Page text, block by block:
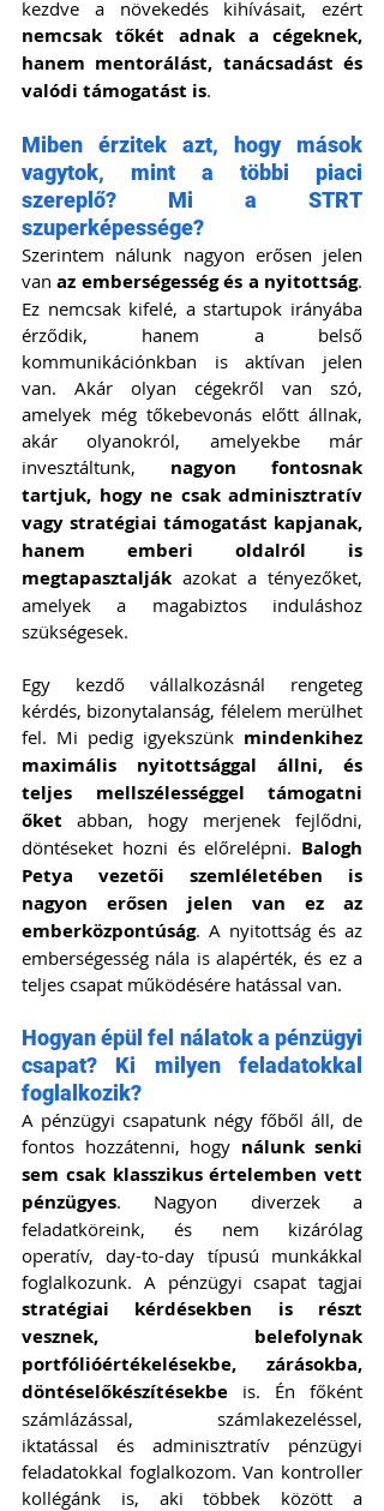
nemcsak tőkét adnak a cégeknek,
hanem mentorálást, tanácsadást és
valódi támogatást is.
Miben érzitek azt, hogy mások
vagytok, mint a többi piaci
szereplő? Mi a STRT
szuperképessége?
Szerintem nálunk nagyon erősen jelen
van az emberségesség és a nyitottság.
Ez nemcsak kifelé, a startupok irányába
érződik, hanem a belső
kommunikációnkban is aktívan jelen
van. Akár olyan cégekről van szó,
amelyek még tőkebevonás előtt állnak,
akár olyanokról, amelyekbe már
invesztáltunk, nagyon fontosnak
tartjuk, hogy ne csak adminisztratív
vagy stratégiai támogatást kapjanak,
hanem emberi oldalról is
megtapasztalják azokat a tényezőket,
amelyek a magabiztos induláshoz
szükségesek.
Egy kezdő vállalkozásnál rengeteg
kérdés, bizonytalanság, félelem merülhet
fel. Mi pedig igyekszünk mindenkihez
maximális nyitottsággal állni, és
teljes mellszélességgel támogatni
őket abban, hogy merjenek fejlődni,
döntéseket hozni és előrelépni. Balogh
Petya vezetői szemléletében is
nagyon erősen jelen van ez az
emberközpontúság. A nyitottság és az
emberségesség nála is alapérték, és ez a
teljes csapat működésére hatással van.
Hogyan épül fel nálatok a pénzügyi
csapat? Ki milyen feladatokkal
foglalkozik?
A pénzügyi csapatunk négy főből áll, de
fontos hozzátenni, hogy nálunk senki
sem csak klasszikus értelemben vett
pénzügyes. Nagyon diverzek a
feladatköreink, és nem kizárólag
operatív, day-to-day típusú munkákkal
stratégiai kérdésekben is részt
vesznek, belefolynak
portfólióértékelésekbe, zárásokba,
döntéselőkészítésekbe is. Én főként
számlázással, számlakezeléssel,
iktatással és adminisztratív pénzügyi
feladatokkal foglalkozom. Van kontroller
kollégánk is, aki többek között a